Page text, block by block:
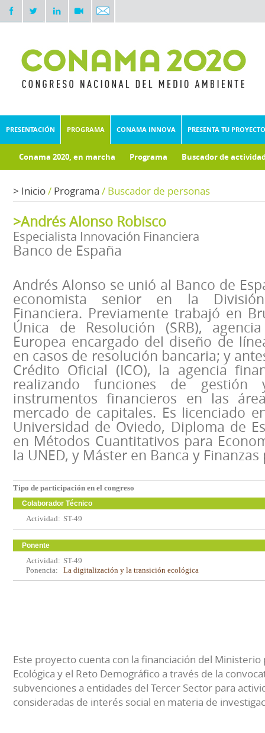
PRESENTACIÓN PROGRAMA CONAMA INNOVA PRESENTA TU PROYECTO
Conama 2020, en marcha Programa Buscador de
> Inicio/ Programa / Buscador de personas
>Andrés Alonso Robisco
Especialista Innovación Financiera
Banco de España
Andrés Alonso se unió al Banco de
economista senior en la
Financiera. Previamente trabajó en
Única de Resolución (SRB),
Europea encargado del diseño de
en casos de resolución bancaria; y
Crédito Oficial (ICO), la agencia
realizando funciones de gestión
instrumentos financieros en las
mercado de capitales. Es licenciado
Universidad de Oviedo, Diploma de
en Métodos Cuantitativos para
la UNED, y Máster en Banca y Finanzas
Tipo de participación en el congreso
Colaborador Técnico
Actividad: ST-49
Ponente
Actividad: ST-49
Ponencia:
La digitalización y la transición ecológica
Este proyecto cuenta con la financiación del Ministerio
Ecológica y el Reto Demográfico a través de la
subvenciones a entidades del Tercer Sector para
consideradas de interés social en materia de